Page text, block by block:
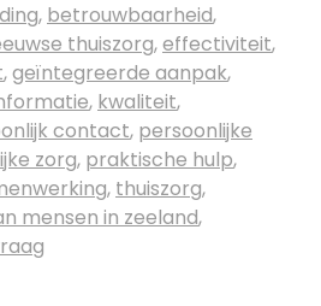
, betrouwbaarheid,
thuiszorg,effectiviteit,
,geïntegreerde aanpak,
, kwaliteit,
contact, persoonlijke
zorg, praktische hulp,
, thuiszorg,
mensen in zeeland,